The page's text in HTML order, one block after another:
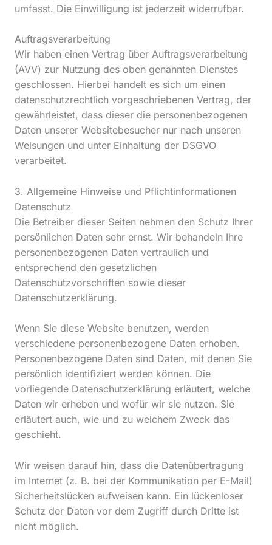
umfasst. Die Einwilligung ist jederzeit widerrufbar.
Auftragsverarbeitung
Wir haben einen Vertrag über Auftragsverarbeitung
(AVV) zur Nutzung des oben genannten Dienstes
geschlossen. Hierbei handelt es sich um einen
datenschutzrechtlich vorgeschriebenen Vertrag, der
gewährleistet, dass dieser die personenbezogenen
Daten unserer Websitebesucher nur nach unseren
Weisungen und unter Einhaltung der DSGVO
verarbeitet.
3. Allgemeine Hinweise und Pflicht­informationen
Datenschutz
Die Betreiber dieser Seiten nehmen den Schutz Ihrer
persönlichen Daten sehr ernst. Wir behandeln Ihre
personenbezogenen Daten vertraulich und
entsprechend den gesetzlichen
Datenschutzvorschriften sowie dieser
Datenschutzerklärung.
Wenn Sie diese Website benutzen, werden
verschiedene personenbezogene Daten erhoben.
Personenbezogene Daten sind Daten, mit denen Sie
persönlich identifiziert werden können. Die
vorliegende Datenschutzerklärung erläutert, welche
Daten wir erheben und wofür wir sie nutzen. Sie
erläutert auch, wie und zu welchem Zweck das
geschieht.
Wir weisen darauf hin, dass die Datenübertragung
im Internet (z. B. bei der Kommunikation per E-Mail)
Sicherheitslücken aufweisen kann. Ein lückenloser
Schutz der Daten vor dem Zugriff durch Dritte ist
nicht möglich.